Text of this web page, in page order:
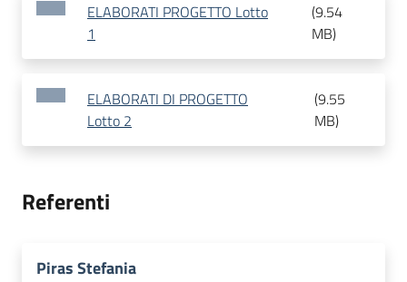
ELABORATI PROGETTO Lotto
1
(9.54
MB)
ELABORATI DI PROGETTO
Lotto 2
(9.55
MB)
Referenti
Piras Stefania